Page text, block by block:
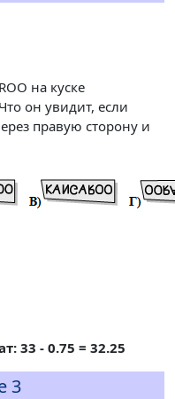
на куске
он увидит, если
правую сторону и
33 - 0.75 = 32.25
3